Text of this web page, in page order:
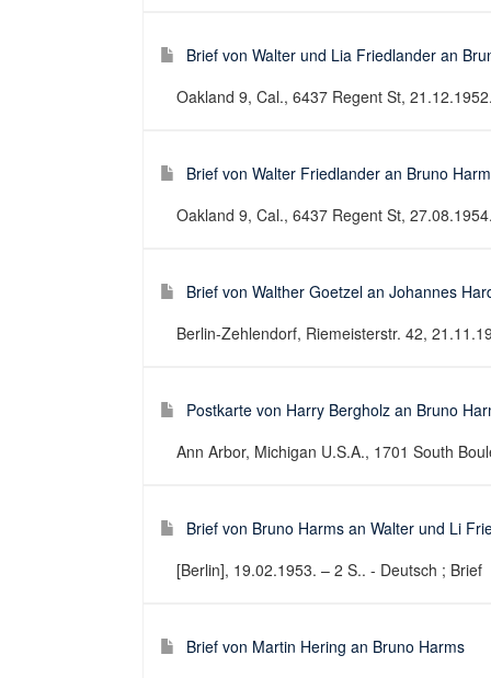
Brief von Walter und Lia Friedlander an
Oakland 9, Cal., 6437 Regent St,
Brief von Walter Friedlander an Bruno
Oakland 9, Cal., 6437 Regent St,
Brief von Walther Goetzel an Johannes
Berlin-Zehlendorf, Riemeisterstr. 42,
Postkarte von Harry Bergholz an Bruno
Ann Arbor, Michigan U.S.A., 1701 South
Brief von Bruno Harms an Walter und Li
[Berlin], 19.02.1953. – 2 S.. - Deutsch ; Brief
Brief von Martin Hering an Bruno Harms